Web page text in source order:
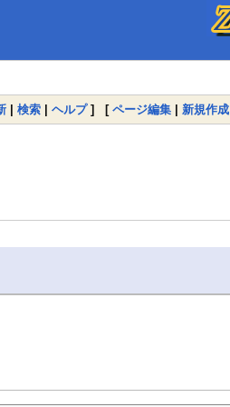
| 検索 | ヘルプ] [ ページ編集 | 新規作成